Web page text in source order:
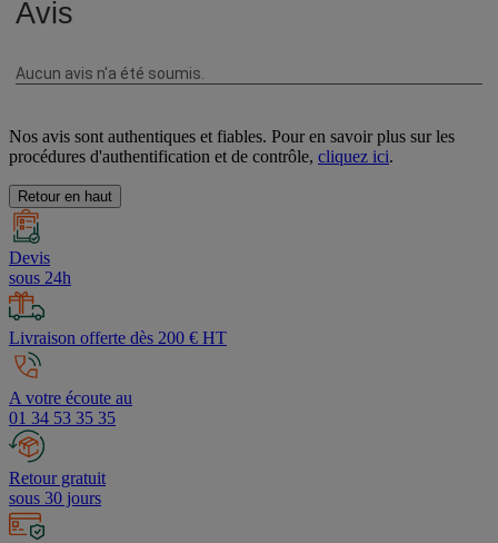
Nos avis sont authentiques et fiables. Pour en savoir plus sur les
procédures d'authentification et de contrôle, cliquez ici.
Retour en haut
Devis
sous 24h
Livraison offerte dès 200 € HT
A votre écoute au
01 34 53 35 35
Retour gratuit
sous 30 jours